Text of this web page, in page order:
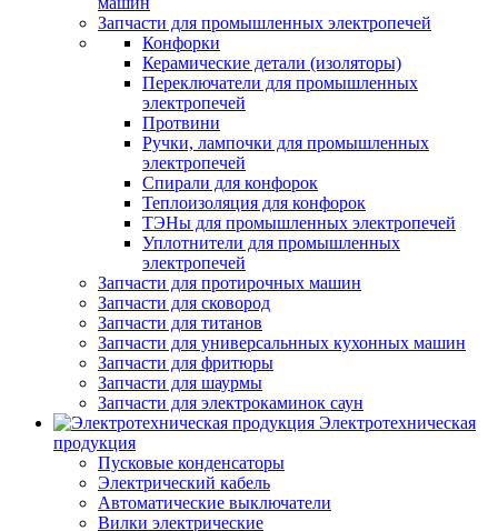
Запчасти для промышленных электропечей
Конфорки
Керамические детали (изоляторы)
Переключатели для промышленных
электропечей
Протвини
Ручки, лампочки для промышленных
электропечей
Спирали для конфорок
Теплоизоляция для конфорок
ТЭНы для промышленных электропечей
Уплотнители для промышленных
электропечей
Запчасти для протирочных машин
Запчасти для сковород
Запчасти для титанов
Запчасти для универсальнных кухонных машин
Запчасти для фритюры
Запчасти для шаурмы
Запчасти для электрокаминок саун
Электротехническая
продукция
Пусковые конденсаторы
Электрический кабель
Автоматические выключатели
Вилки электрические